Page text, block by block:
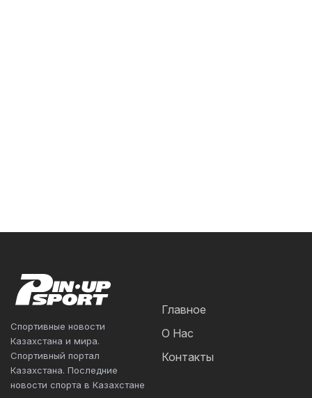
Спортивные новости
Казахстана и мира.
Спортивный портал
Казахстана. Последние
новости спорта в Казахстане
Главное
О Нас
Контакты